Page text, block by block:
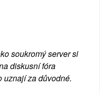
soukromý server si
diskusní fóra
uznají za důvodné.